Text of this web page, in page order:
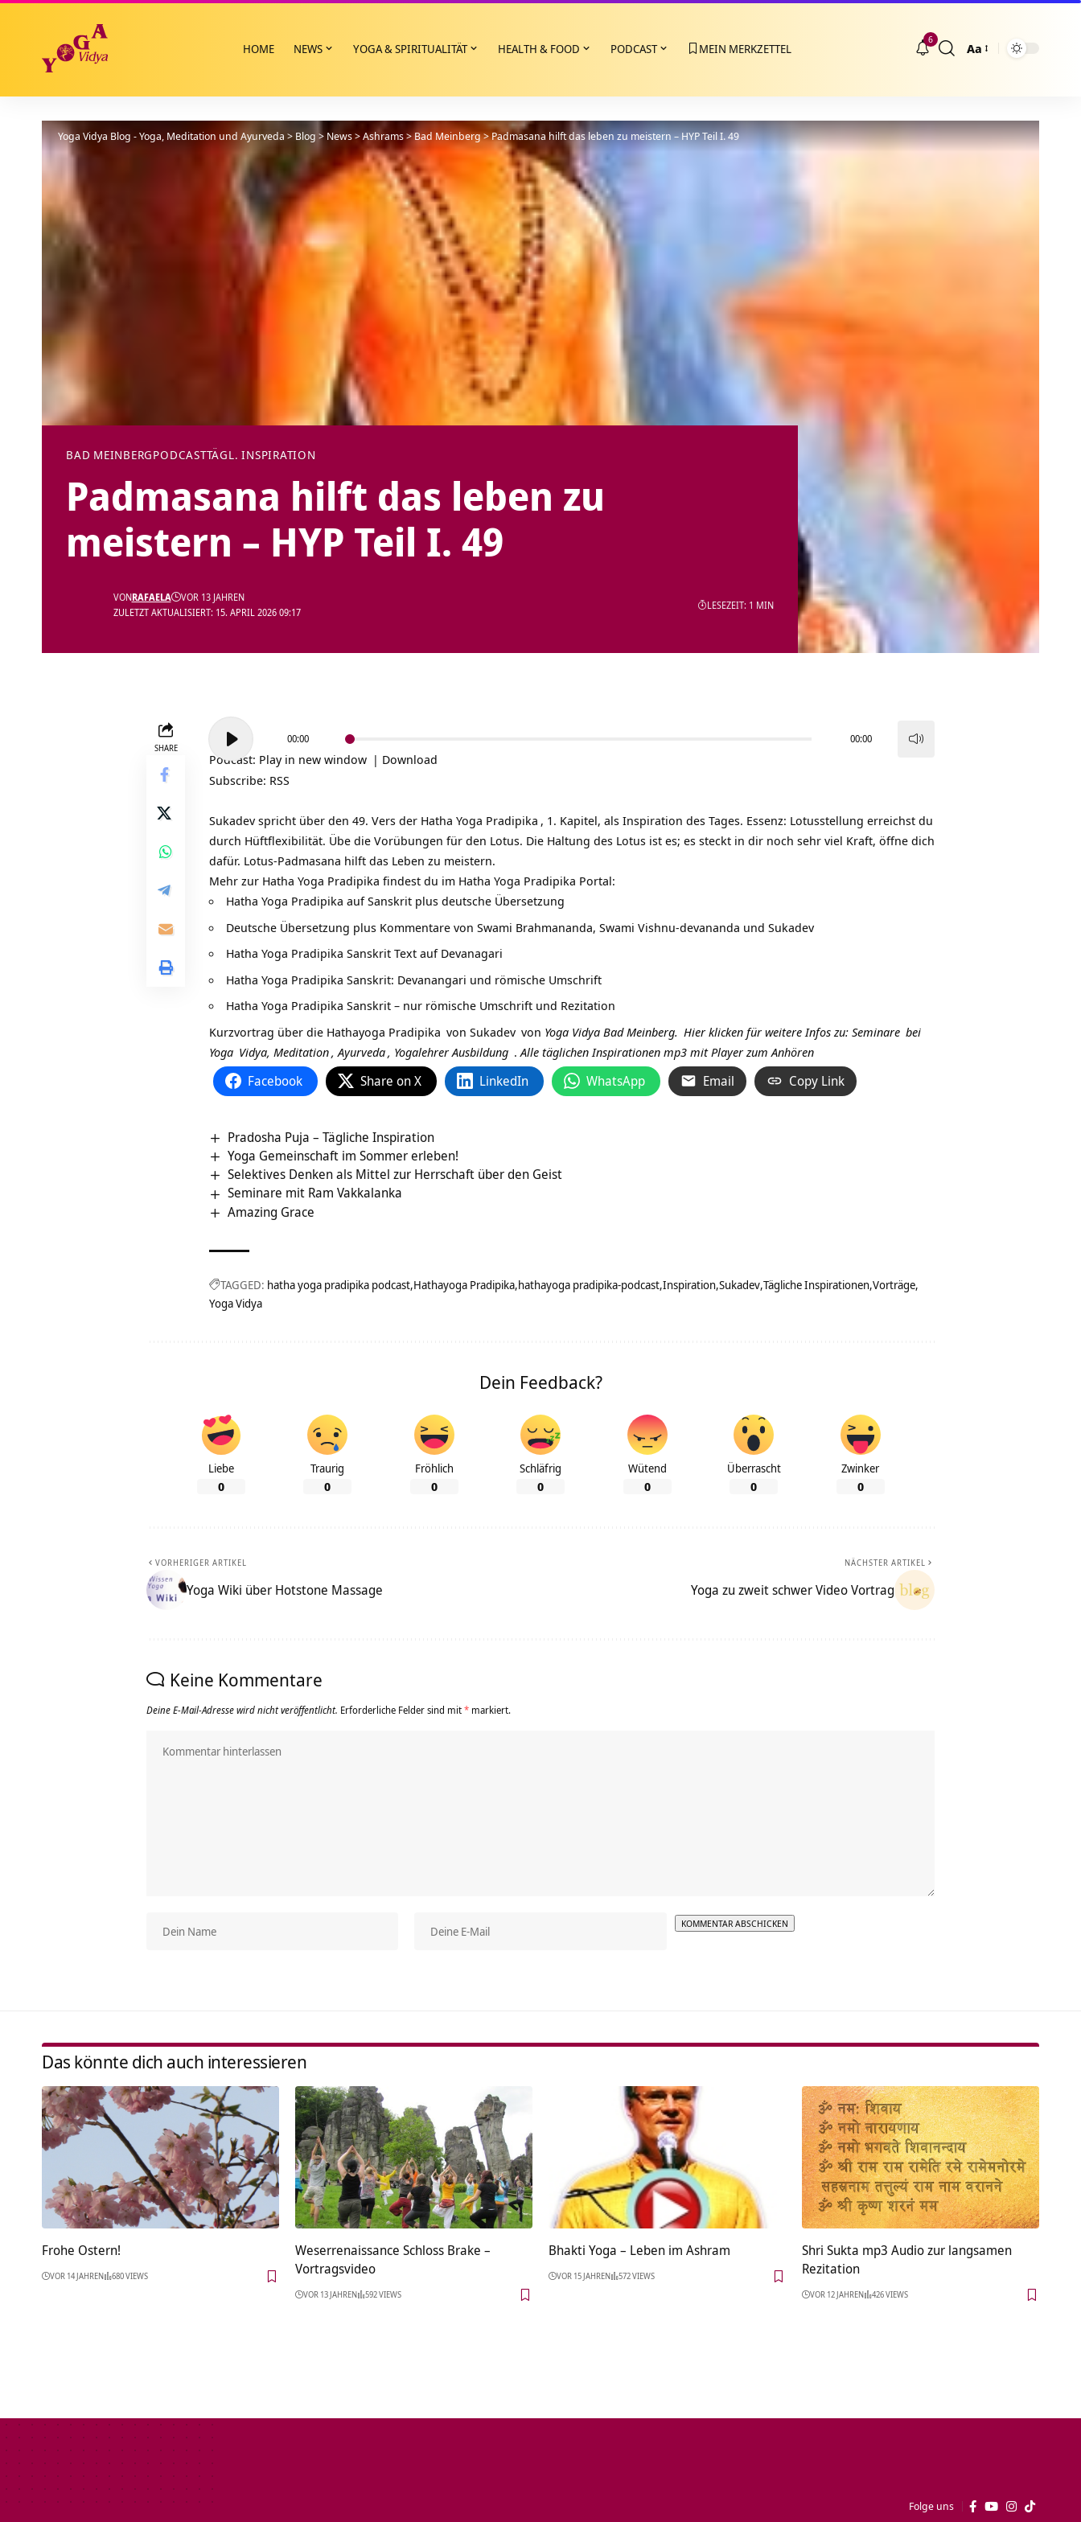
HOME NEWS YOGA & SPIRITUALITÄT HEALTH & FOOD PODCAST MEIN MERKZETTEL
6
Größenänderung
Aa
Yoga Vidya Blog - Yoga, Meditation und Ayurveda > Blog >News>Ashrams>Bad Meinberg>Padmasana hilft das leben zu meistern – HYP Teil I. 49
BAD MEINBERGPODCASTTÄGL. INSPIRATION
Padmasana hilft das leben zu
meistern – HYP Teil I. 49
ZULETZT AKTUALISIERT: 15. APRIL 2026 09:17
VONRAFAELA VOR 13 JAHREN
LESEZEIT: 1 MIN
SHARE
Audio-
Player
00:00 00:00
Podcast: Play in new window | Download
Subscribe: RSS
Sukadev spricht über den 49. Vers der Hatha Yoga Pradipika , 1. Kapitel, als Inspiration des Tages. Essenz: Lotusstellung erreichst du
durch Hüftflexibilität. Übe die Vorübungen für den Lotus. Die Haltung des Lotus ist es; es steckt in dir noch sehr viel Kraft, öffne dich
dafür. Lotus-Padmasana hilft das Leben zu meistern.
Mehr zur Hatha Yoga Pradipika findest du im Hatha Yoga Pradipika Portal:
Hatha Yoga Pradipika auf Sanskrit plus deutsche Übersetzung
Deutsche Übersetzung plus Kommentare von Swami Brahmananda, Swami Vishnu-devananda und Sukadev
Hatha Yoga Pradipika Sanskrit Text auf Devanagari
Hatha Yoga Pradipika Sanskrit: Devanangari und römische Umschrift
Hatha Yoga Pradipika Sanskrit – nur römische Umschrift und Rezitation
Kurzvortrag über die Hathayoga Pradipika von Sukadev von Yoga Vidya Bad Meinberg. Hier klicken für weitere Infos zu: Seminare bei
Yoga Vidya, Meditation, Ayurveda, Yogalehrer Ausbildung . Alle täglichen Inspirationen mp3 mit Player zum Anhören
Facebook Share on X LinkedIn WhatsApp Email Copy Link
Pradosha Puja – Tägliche Inspiration
Yoga Gemeinschaft im Sommer erleben!
Selektives Denken als Mittel zur Herrschaft über den Geist
Seminare mit Ram Vakkalanka
Amazing Grace
TAGGED: hatha yoga pradipika podcast Hathayoga Pradipika hathayoga pradipika-podcast Inspiration Sukadev Tägliche Inspirationen Vorträge
Yoga Vidya
Dein Feedback?
Liebe
0
Traurig
0
Fröhlich
0
Schläfrig
0
Wütend
0
Überrascht
0
Zwinker
0
VORHERIGER ARTIKEL
Yoga Wiki über Hotstone Massage
NÄCHSTER ARTIKEL
Yoga zu zweit schwer Video Vortrag
Keine Kommentare
Deine E-Mail-Adresse wird nicht veröffentlicht. Erforderliche Felder sind mit* markiert.
Das könnte dich auch interessieren
Frohe Ostern!
VOR 14 JAHREN 680 VIEWS
Weserrenaissance Schloss Brake‏‎ –
Vortragsvideo
VOR 13 JAHREN 592 VIEWS
Bhakti Yoga – Leben im Ashram
VOR 15 JAHREN 572 VIEWS
Shri Sukta mp3 Audio zur langsamen
Rezitation
VOR 12 JAHREN 426 VIEWS
Folge uns